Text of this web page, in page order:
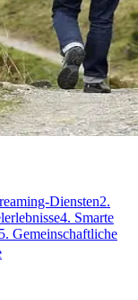
Diensten2.
4. Smarte
Gemeinschaftliche